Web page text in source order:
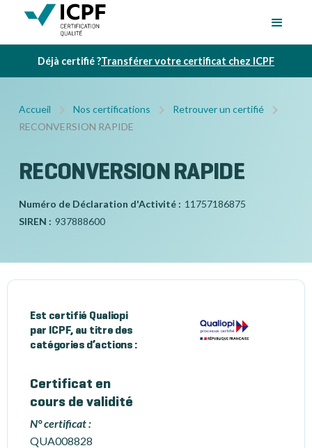
Déjà certifié ?Transférer votre certificat chez ICPF
Accueil Nos certifications
Retrouver un certifié
RECONVERSION RAPIDE
RECONVERSION RAPIDE
Numéro de Déclaration d'Activité : 11757186875
SIREN : 937888600
Est certifié Qualiopi
par ICPF, au titre des
catégories d’actions :
Certificat en
cours de validité
N° certificat :
QUA008828